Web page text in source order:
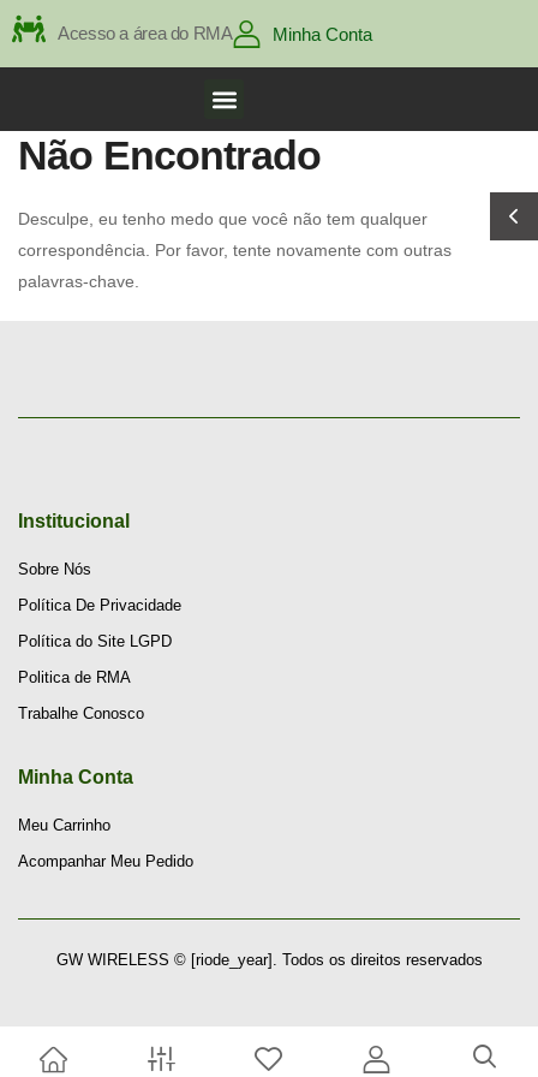
Acesso a área do RMA Minha Conta
Não Encontrado
Desculpe, eu tenho medo que você não tem qualquer
correspondência. Por favor, tente novamente com outras
palavras-chave.
Institucional
Sobre Nós
Política De Privacidade
Política do Site LGPD
Politica de RMA
Trabalhe Conosco
Minha Conta
Meu Carrinho
Acompanhar Meu Pedido
GW WIRELESS © [riode_year]. Todos os direitos reservados